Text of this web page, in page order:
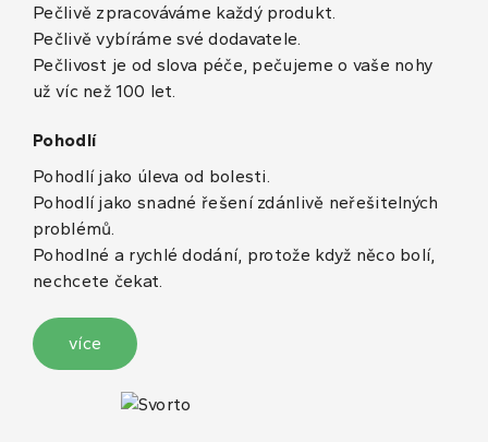
Pečlivě zpracováváme každý produkt.
Pečlivě vybíráme své dodavatele.
Pečlivost je od slova péče, pečujeme o vaše nohy
už víc než 100 let.
Pohodlí
Pohodlí jako úleva od bolesti.
Pohodlí jako snadné řešení zdánlivě neřešitelných
problémů.
Pohodlné a rychlé dodání, protože když něco bolí,
nechcete čekat.
více